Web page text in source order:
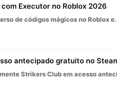
Executor no Roblox 2026
de códigos mágicos no Roblox
antecipado gratuito no
Strikers Club em acesso